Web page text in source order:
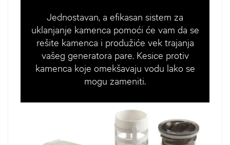
Jednostavan, a efikasan sistem za
uklanjanje kamenca pomoći će vam da se
rešite kamenca i produžiće vek trajanja
vašeg generatora pare. Kesice protiv
kamenca koje omekšavaju vodu lako se
mogu zameniti.